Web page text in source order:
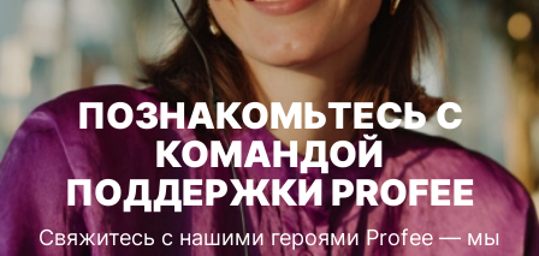
ПОЗНАКОМЬТЕСЬ С
КОМАНДОЙ
ПОДДЕРЖКИ PROFEE
Свяжитесь с нашими героями Profee — мы